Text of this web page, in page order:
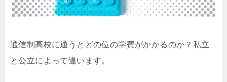
通信制高校に通うとどの位の学費がかかるのか？私立
と公立によって違います。